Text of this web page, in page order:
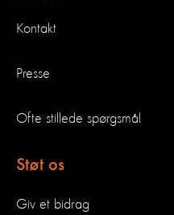
Kontakt
Presse
Ofte stillede spørgsmål
Støt os
Giv et bidrag